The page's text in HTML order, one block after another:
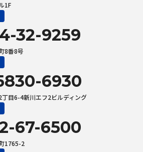
1F
32-9259
8番8号
6930
目6-4新川エフ2ビルディング
67-6500
1765-2